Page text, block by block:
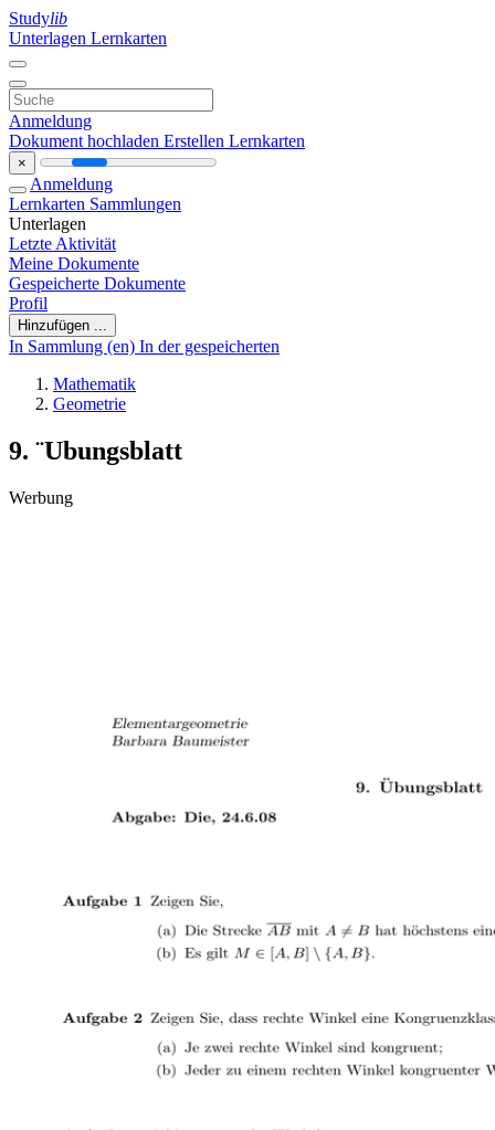
Studylib
Unterlagen Lernkarten
Anmeldung
Dokument hochladen Erstellen Lernkarten
×
Anmeldung
Lernkarten Sammlungen
Unterlagen
Letzte Aktivität
Meine Dokumente
Gespeicherte Dokumente
Profil
Hinzufügen ...
In Sammlung (en) In der gespeicherten
Mathematik
Geometrie
9. ¨Ubungsblatt
Werbung